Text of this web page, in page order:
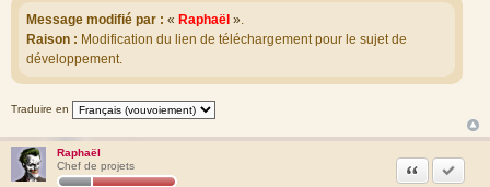
Message modifié par : « Raphaël ».
Raison : Modification du lien de téléchargement pour le sujet de
développement.
Traduire en
Raphaël
Chef de projets
Citation